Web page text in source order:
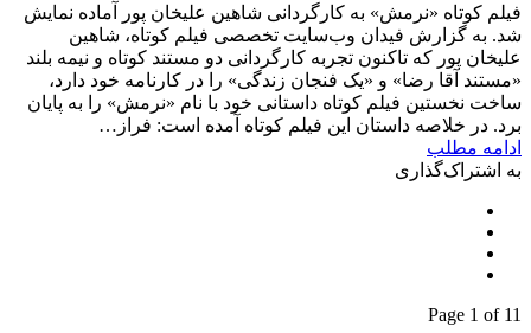
فیلم کوتاه «نرمش» به کارگردانی شاهین علیخان پور آماده نمایش
شد. به گزارش فیدان وب‌سایت تخصصی فیلم کوتاه، شاهین
علیخان پور که تاکنون تجربه کارگردانی دو مستند کوتاه و نیمه بلند
«مستند آقا رضا» و «یک فنجان زندگی» را در کارنامه خود دارد،
ساخت نخستین فیلم کوتاه داستانی خود با نام «نرمش» را به پایان
برد. در خلاصه داستان این فیلم کوتاه آمده است: فراز…
ادامه مطلب
به اشتراک‌گذاری
Page 1 of 11